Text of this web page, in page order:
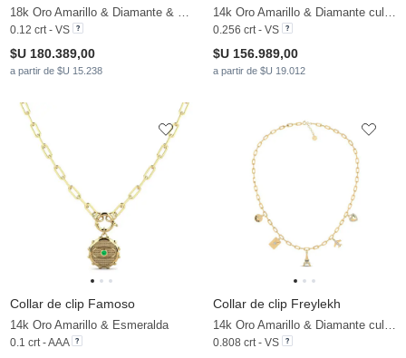
18k Oro Amarillo & Diamante & Perla negra
0.12 crt - VS
$U 180.389,00
a partir de $U 15.238
14k Oro Amarillo & Diamante cultivado en laboratorio
0.256 crt - VS
$U 156.989,00
a partir de $U 19.012
Collar de clip Famoso
14k Oro Amarillo & Esmeralda
0.1 crt - AAA
Collar de clip Freylekh
14k Oro Amarillo & Diamante cultivado en laboratorio
0.808 crt - VS